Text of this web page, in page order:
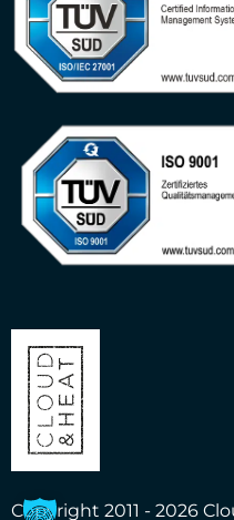
Copyright 2011 - 2026